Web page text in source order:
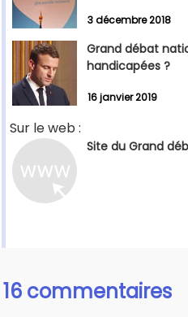
3 décembre 2018
Grand débat
handicapées ?
16 janvier 2019
Sur le web :
Site du Grand
16 commentaires